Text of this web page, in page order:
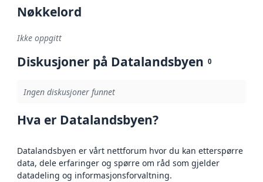
Nøkkelord
Ikke oppgitt
Diskusjoner på Datalandsbyen 0
Ingen diskusjoner funnet
Hva er Datalandsbyen?
Datalandsbyen er vårt nettforum hvor du kan etterspørre
data, dele erfaringer og spørre om råd som gjelder
datadeling og informasjonsforvaltning.